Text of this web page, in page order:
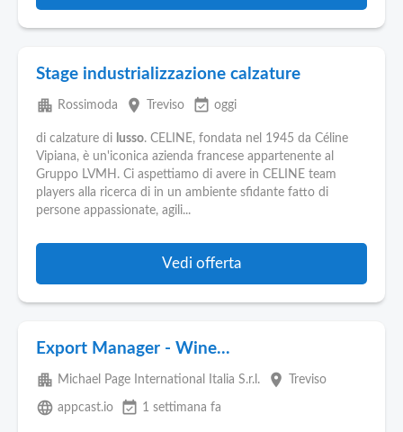
Stage industrializzazione calzature
apartment Rossimoda place Treviso event_available oggi
di calzature di lusso. CELINE, fondata nel 1945 da Céline
Vipiana, è un'iconica azienda francese appartenente al
Gruppo LVMH. Ci aspettiamo di avere in CELINE team
players alla ricerca di in un ambiente sfidante fatto di
persone appassionate, agili...
Vedi offerta
Export Manager - Wine...
apartment Michael Page International Italia S.r.l. place Treviso
language appcast.io event_available 1 settimana fa